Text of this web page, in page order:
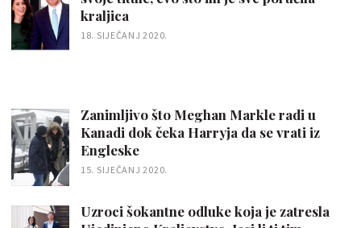
kraljica
18. SIJEČANJ 2020.
Zanimljivo što Meghan Markle radi u
Kanadi dok čeka Harryja da se vrati iz
Engleske
15. SIJEČANJ 2020.
Uzroci šokantne odluke koja je zatresla